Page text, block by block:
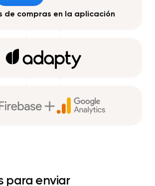
de compras en la aplicación
para enviar